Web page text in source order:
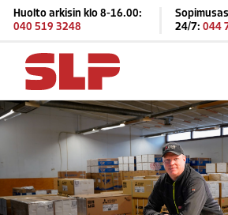
Huolto arkisin klo 8-16.00:
040 519 3248
24/7: 044